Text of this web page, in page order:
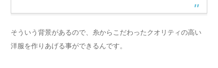
そういう背景があるので、糸からこだわったクオリティの高い
洋服を作りあげる事ができるんです。